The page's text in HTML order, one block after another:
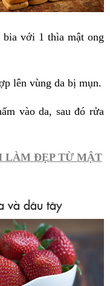
bia với 1 thìa mật ong
lên vùng da bị mụn.
vào da, sau đó rửa
LÀM ĐẸP TỪ MẬT
và dâu tây